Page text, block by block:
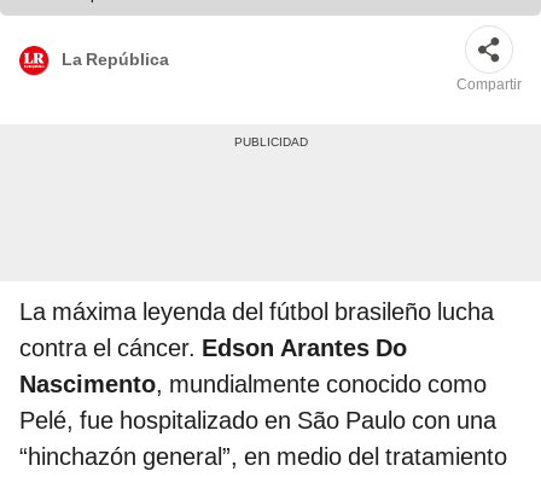
La República
Compartir
La máxima leyenda del fútbol brasileño lucha
contra el cáncer. Edson Arantes Do
Nascimento, mundialmente conocido como
Pelé, fue hospitalizado en São Paulo con una
“hinchazón general”, en medio del tratamiento